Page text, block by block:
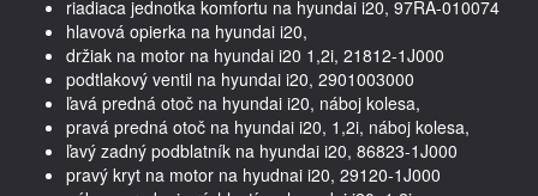
riadiaca jednotka komfortu na hyundai i20, 97RA-010074
hlavová opierka na hyundai i20,
držiak na motor na hyundai i20 1,2i, 21812-1J000
podtlakový ventil na hyundai i20, 2901003000
ľavá predná otoč na hyundai i20, náboj kolesa,
pravá predná otoč na hyundai i20, 1,2i, náboj kolesa,
ľavý zadný podblatník na hyundai i20, 86823-1J000
pravý kryt na motor na hyudnai i20, 29120-1J000